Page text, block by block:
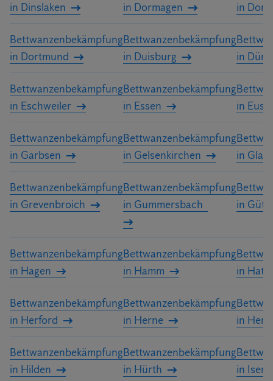
in Dinslaken
in Dormagen
in
Bettwanzenbekämpfung
in Dortmund
Bettwanzenbekämpfung
in Duisburg
in
Bettwanzenbekämpfung
in Eschweiler
Bettwanzenbekämpfung
in Essen
in
Bettwanzenbekämpfung
in Garbsen
Bettwanzenbekämpfung
in Gelsenkirchen
in
Bettwanzenbekämpfung
in Grevenbroich
Bettwanzenbekämpfung
in Gummersbach
in
Bettwanzenbekämpfung
in Hagen
Bettwanzenbekämpfung
in Hamm
in
Bettwanzenbekämpfung
in Herford
Bettwanzenbekämpfung
in Herne
in
Bettwanzenbekämpfung
in Hilden
Bettwanzenbekämpfung
in Hürth
in